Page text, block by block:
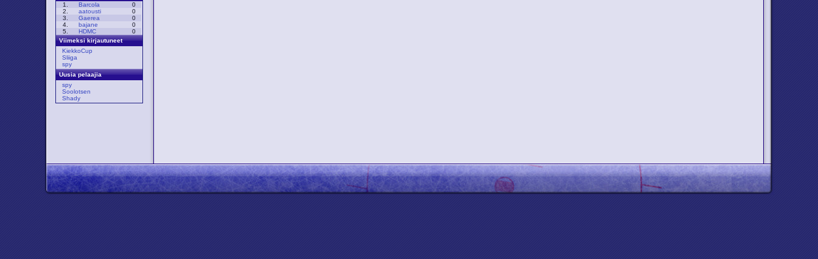
1.
Barcola
0
2.
aatousti
0
3.
Gaerea
0
4.
bajane
0
5.
HDMC
0
Viimeksi kirjautuneet
KiekkoCup
Sliiga
spy
Uusia pelaajia
spy
Soolotsen
Shady